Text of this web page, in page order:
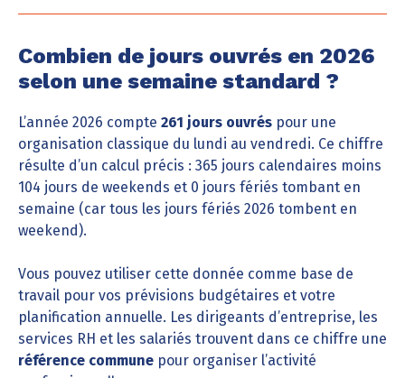
Combien de jours ouvrés en 2026
selon une semaine standard ?
L’année 2026 compte 261 jours ouvrés pour une
organisation classique du lundi au vendredi. Ce chiffre
résulte d’un calcul précis : 365 jours calendaires moins
104 jours de weekends et 0 jours fériés tombant en
semaine (car tous les jours fériés 2026 tombent en
weekend).
Vous pouvez utiliser cette donnée comme base de
travail pour vos prévisions budgétaires et votre
planification annuelle. Les dirigeants d’entreprise, les
services RH et les salariés trouvent dans ce chiffre une
référence commune pour organiser l’activité